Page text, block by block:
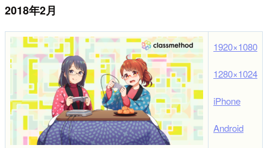
2018年2月
1920×1080
1280×1024
iPhone
Android